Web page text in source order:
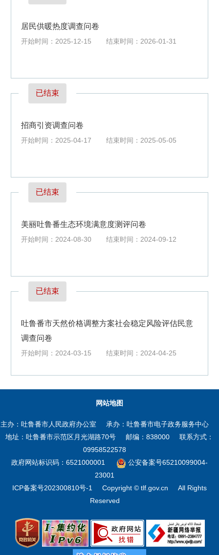
居民供暖热度调查问卷
开始时间：2025-12-15 结束时间：2026-01-31
已结束
招商引资调查问卷
开始时间：2025-04-17 结束时间：2025-05-05
已结束
美丽吐鲁番生态环境满意度测评问卷
开始时间：2024-08-30 结束时间：2024-09-12
已结束
吐鲁番市天然价格调整方案社会稳定风险评估民意
调查问卷
开始时间：2024-03-15 结束时间：2024-04-25
网站地图
主办：吐鲁番市人民政府办公室
承办：吐鲁番市电子政务服务中心
地址：吐鲁番市示范区月光湖路70号
邮编：838000
联系方式：
09958522578
政府网站标识码：6521000001
公安备案号65210099004-
23001
ICP备案号202300810号-1
Copyright © tlf.gov.cn
All Rights
Reserved